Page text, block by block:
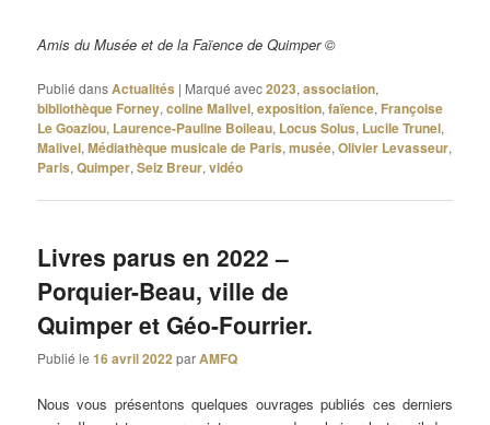
Amis du Musée et de la Faïence de Quimper ©
Publié dansActualités | Marqué avec2023,association,
bibliothèque Forney,coline Malivel,exposition,faïence, Françoise
Le Goaziou, Laurence-Pauline Boileau, Locus Solus, Lucile Trunel,
Malivel,Médiathèque musicale de Paris,musée,Olivier Levasseur,
Paris,Quimper,Seiz Breur,vidéo
Livres parus en 2022 –
Porquier-Beau, ville de
Quimper et Géo-Fourrier.
Publié le16 avril 2022 parAMFQ
Nous vous présentons quelques ouvrages publiés ces derniers